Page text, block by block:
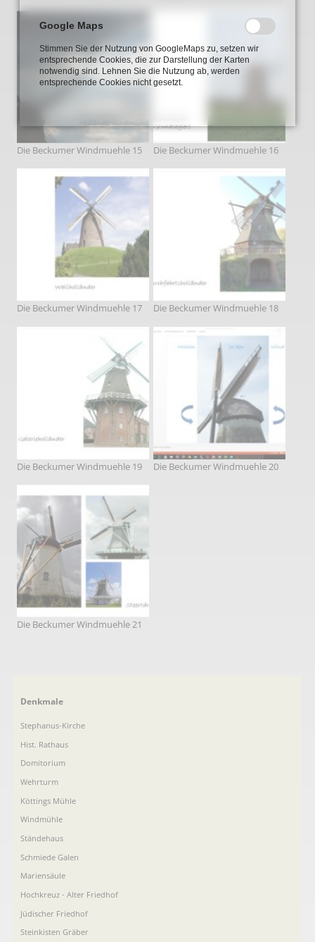
Die Beckumer Windmuehle 15 Die Beckumer Windmuehle 16
Die Beckumer Windmuehle 17 Die Beckumer Windmuehle 18
Die Beckumer Windmuehle 19 Die Beckumer Windmuehle 20
Die Beckumer Windmuehle 21
Navigation
Denkmale
Stephanus-Kirche
Hist. Rathaus
Domitorium
Wehrturm
Köttings Mühle
Windmühle
Ständehaus
Schmiede Galen
Mariensäule
Hochkreuz - Alter Friedhof
Jüdischer Friedhof
Steinkisten Gräber
Google Maps
Stimmen Sie der Nutzung von GoogleMaps zu, setzen wir
entsprechende Cookies, die zur Darstellung der Karten
notwendig sind. Lehnen Sie die Nutzung ab, werden
entsprechende Cookies nicht gesetzt.